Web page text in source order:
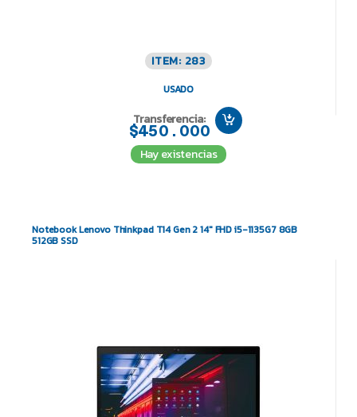
ITEM: 283
USADO
Transferencia:
$450.000
Hay existencias
Notebook Lenovo Thinkpad T14 Gen 2 14″ FHD i5-1135G7 8GB
512GB SSD